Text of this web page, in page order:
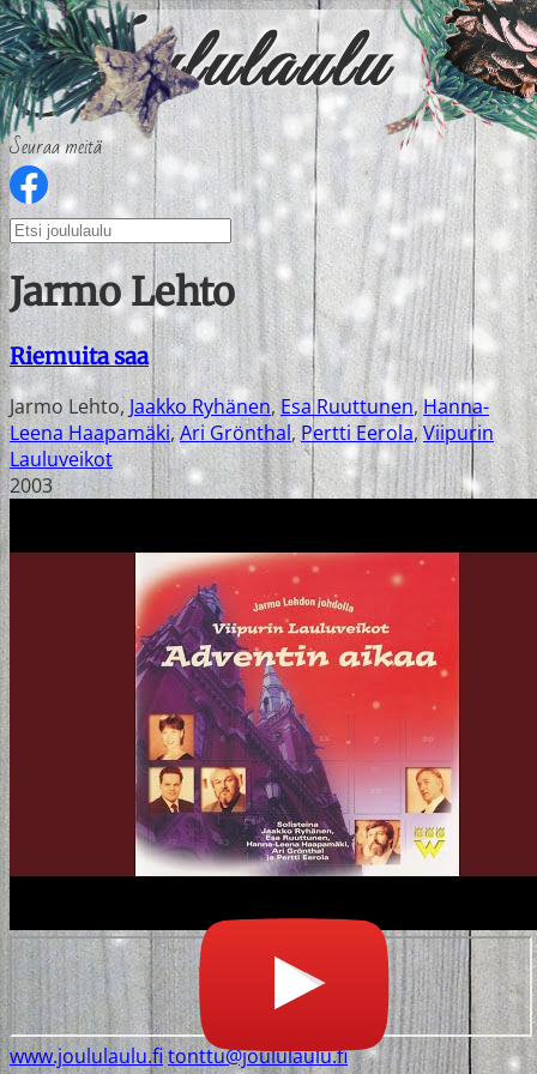
Seuraa meitä
Jarmo Lehto
Riemuita saa
Jarmo Lehto, Jaakko Ryhänen,Esa Ruuttunen,Hanna-
Leena Haapamäki,Ari Grönthal, Pertti Eerola,Viipurin
Lauluveikot
2003
www.joululaulu.fitonttu@joululaulu.fi